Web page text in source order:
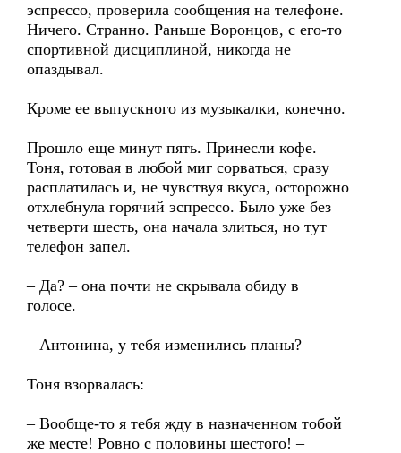
эспрессо, проверила сообщения на телефоне.
Ничего. Странно. Раньше Воронцов, с его-то
спортивной дисциплиной, никогда не
опаздывал.
Кроме ее выпускного из музыкалки, конечно.
Прошло еще минут пять. Принесли кофе.
Тоня, готовая в любой миг сорваться, сразу
расплатилась и, не чувствуя вкуса, осторожно
отхлебнула горячий эспрессо. Было уже без
четверти шесть, она начала злиться, но тут
телефон запел.
– Да? – она почти не скрывала обиду в
голосе.
– Антонина, у тебя изменились планы?
Тоня взорвалась:
– Вообще-то я тебя жду в назначенном тобой
же месте! Ровно с половины шестого! –